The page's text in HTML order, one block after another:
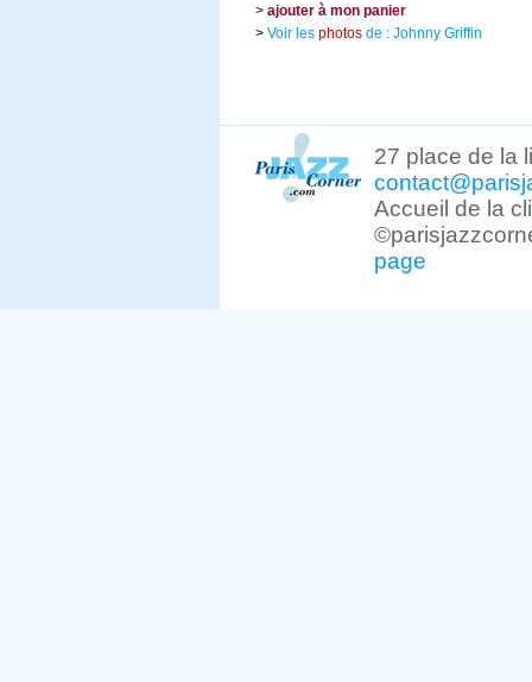
> ajouter à mon panier
> Voir les photos de : Johnny Griffin
27 place de la
Accueil de la
page